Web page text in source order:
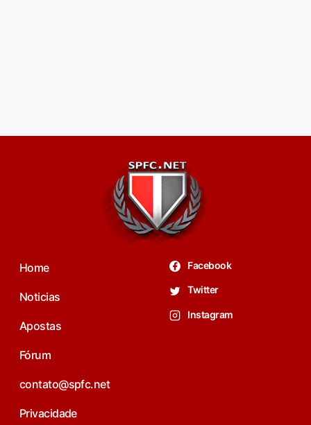
Home
Noticias
Apostas
Fórum
contato@spfc.net
Privacidade
Facebook
Twitter
Instagram